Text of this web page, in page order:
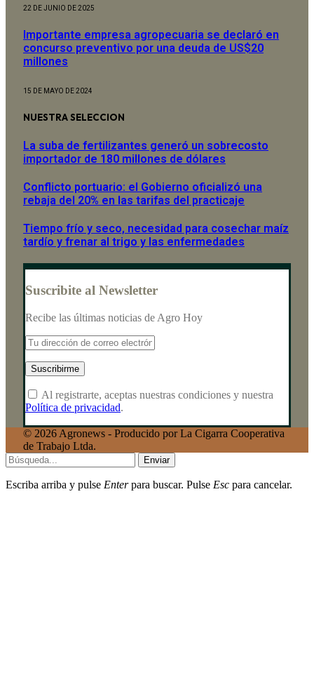
22 DE JUNIO DE 2025
Importante empresa agropecuaria se declaró en
concurso preventivo por una deuda de US$20
millones
15 DE MAYO DE 2024
NUESTRA SELECCION
La suba de fertilizantes generó un sobrecosto
importador de 180 millones de dólares
Conflicto portuario: el Gobierno oficializó una
rebaja del 20% en las tarifas del practicaje
Tiempo frío y seco, necesidad para cosechar maíz
tardío y frenar al trigo y las enfermedades
Suscribite al Newsletter
Recibe las últimas noticias de Agro Hoy
Al registrarte, aceptas nuestras condiciones y nuestra
Política de privacidad.
© 2026 Agronews - Producido por La Cigarra Cooperativa
de Trabajo Ltda.
Enviar
Escriba arriba y pulse Enterpara buscar. Pulse Esc para cancelar.